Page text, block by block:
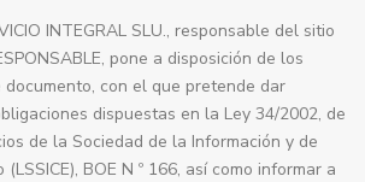
INTEGRAL SLU., responsable del sitio
pone a disposición de los
con el que pretende dar
dispuestas en la Ley 34/2002, de
de la Sociedad de la Información y de
BOE N º 166, así como informar a